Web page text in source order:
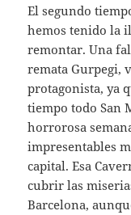
El segundo
hemos tenido la
remontar. Una
remata Gurpegi,
protagonista, ya
tiempo todo San
horrorosa
impresentables
capital. Esa
cubrir las
Barcelona,